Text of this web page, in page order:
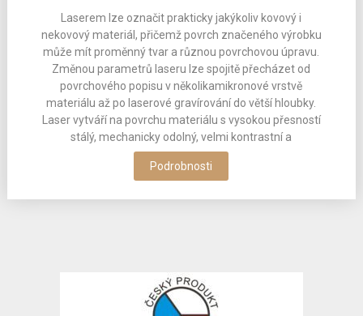
Laserem lze označit prakticky jakýkoliv kovový i
nekovový materiál, přičemž povrch značeného výrobku
může mít proměnný tvar a různou povrchovou úpravu.
Změnou parametrů laseru lze spojitě přecházet od
povrchového popisu v několikamikronové vrstvě
materiálu až po laserové gravírování do větší hloubky.
Laser vytváří na povrchu materiálu s vysokou přesností
stálý, mechanicky odolný, velmi kontrastní a
Podrobnosti